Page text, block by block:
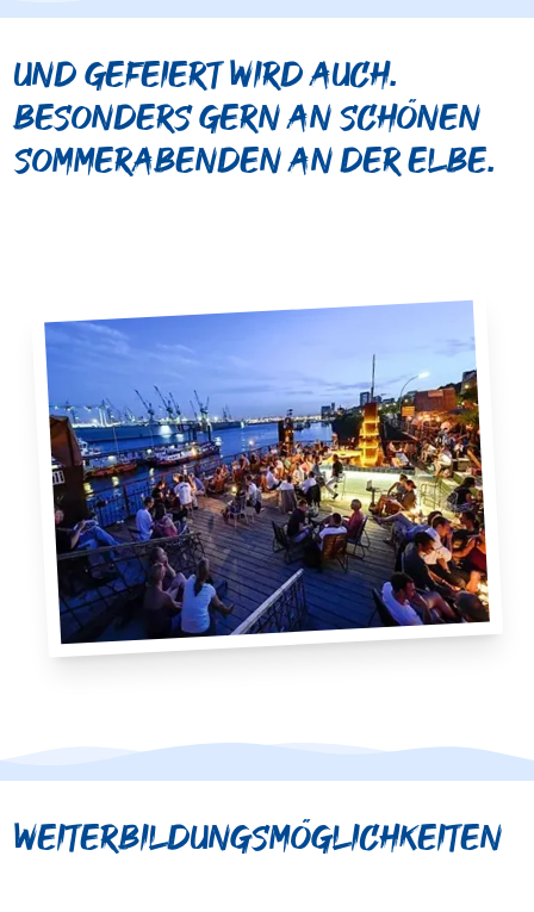
Und gefeiert wird auch.
Besonders gern an schönen
Sommerabenden an der Elbe.
Weiterbildungsmöglichkeiten